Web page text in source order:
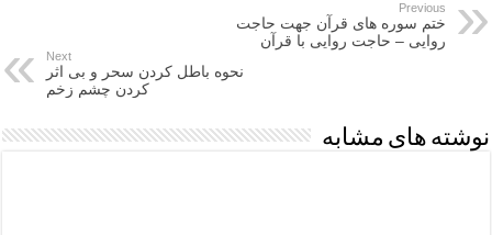
Previous
ختم سوره های قرآن جهت حاجت
روایی – حاجت روایی با قرآن
Next
نحوه باطل کردن سحر و بی اثر
کردن چشم زخم
نوشته های مشابه